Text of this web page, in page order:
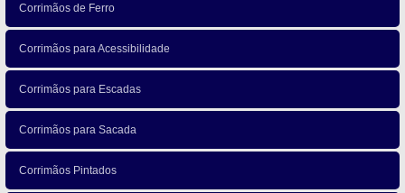
Corrimãos de Ferro
Corrimãos para Acessibilidade
Corrimãos para Escadas
Corrimãos para Sacada
Corrimãos Pintados